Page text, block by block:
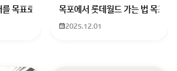
목표로 하고 있는 09년생입니다 지금 제 내신이
목포에서 롯데월드 가는 법 목포
2025.12.01